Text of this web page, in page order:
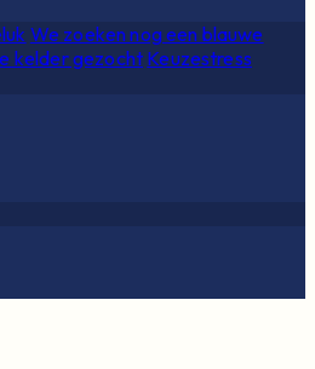
We zoeken nog een blauwe
kelder gezocht Keuzestress